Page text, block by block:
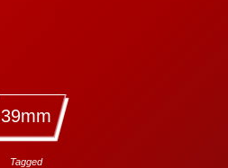
39mm
Tagged